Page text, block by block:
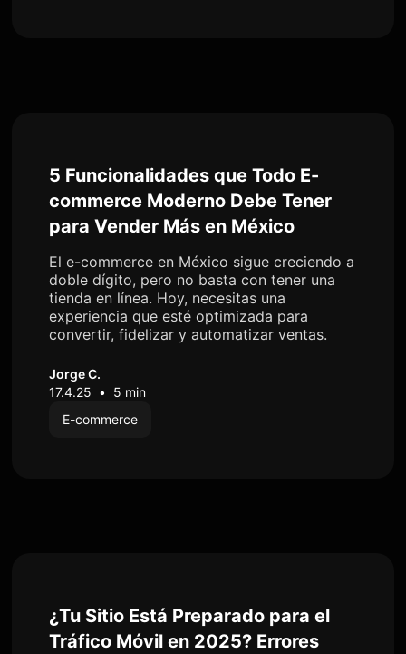
5 Funcionalidades que Todo E-
commerce Moderno Debe Tener
para Vender Más en México
El e-commerce en México sigue creciendo a
doble dígito, pero no basta con tener una
tienda en línea. Hoy, necesitas una
experiencia que esté optimizada para
convertir, fidelizar y automatizar ventas.
Jorge C.
17.4.25 •
5 min
E-commerce
¿Tu Sitio Está Preparado para el
Tráfico Móvil en 2025? Errores